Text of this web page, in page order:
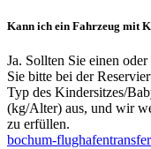
Kann ich ein Fahrzeug mit
Ja. Sollten Sie einen
Sie bitte bei der
Typ des Kindersitzes/
(kg/Alter) aus, und wir
zu erfüllen.
bochum-